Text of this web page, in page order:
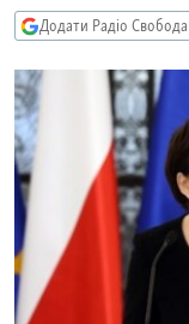
пошуку
ТИ ЯК?
СХЕМИ
КИТАЙ.ВИКЛИКИ
МУЛЬТИМЕДІА
ФОТО
СПЕЦПРОЄКТИ
ПОДКАСТИ
Додати Радіо